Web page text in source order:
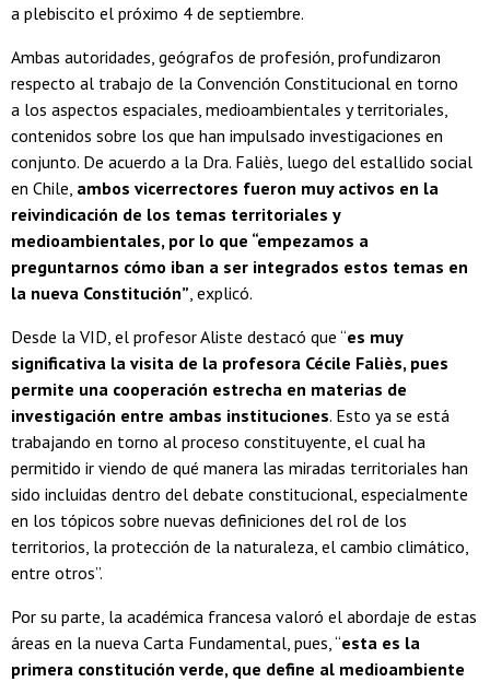
a plebiscito el próximo 4 de septiembre.
Ambas autoridades, geógrafos de profesión, profundizaron
respecto al trabajo de la Convención Constitucional en torno
a los aspectos espaciales, medioambientales y territoriales,
contenidos sobre los que han impulsado investigaciones en
conjunto. De acuerdo a la Dra. Faliès, luego del estallido social
en Chile, ambos vicerrectores fueron muy activos en la
reivindicación de los temas territoriales y
medioambientales, por lo que “empezamos a
preguntarnos cómo iban a ser integrados estos temas en
la nueva Constitución” , explicó.
Desde la VID, el profesor Aliste destacó que “es muy
significativa la visita de la profesora Cécile Faliès, pues
permite una cooperación estrecha en materias de
investigación entre ambas instituciones. Esto ya se está
trabajando en torno al proceso constituyente, el cual ha
permitido ir viendo de qué manera las miradas territoriales han
sido incluidas dentro del debate constitucional, especialmente
en los tópicos sobre nuevas definiciones del rol de los
territorios, la protección de la naturaleza, el cambio climático,
entre otros”.
Por su parte, la académica francesa valoró el abordaje de estas
áreas en la nueva Carta Fundamental, pues, “esta es la
primera constitución verde, que define al medioambiente